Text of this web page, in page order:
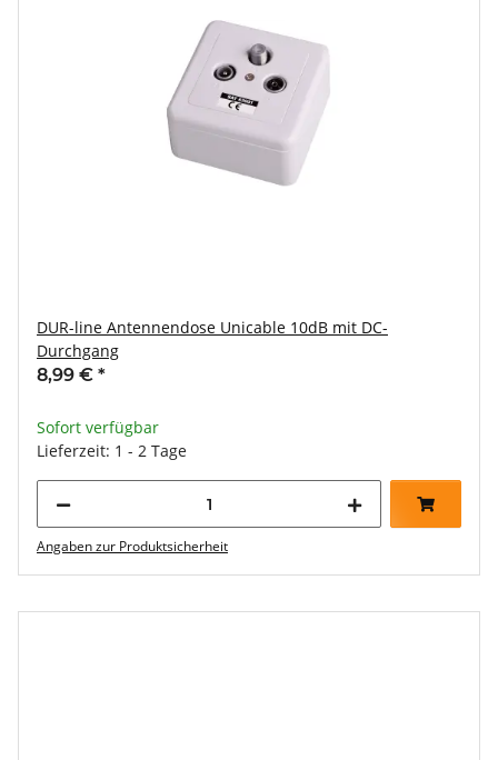
DUR-line Antennendose Unicable 10dB mit DC-
Durchgang
8,99 € *
Sofort verfügbar
Lieferzeit: 1 - 2 Tage
Angaben zur Produktsicherheit